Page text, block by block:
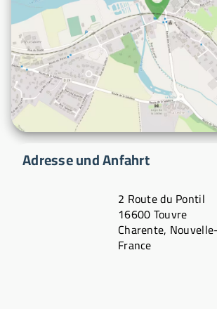
Adresse und Anfahrt
2 Route du Pontil
16600 Touvre
Charente,
France